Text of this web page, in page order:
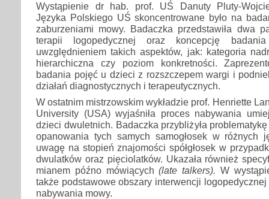
Wystąpienie dr hab. prof. UŚ Danuty Pluty-
Języka Polskiego UŚ skoncentrowane było na
zaburzeniami mowy. Badaczka przedstawiła dwa
terapii logopedycznej oraz koncepcję
uwzględnieniem takich aspektów, jak: kategoria
hierarchiczna czy poziom konkretności.
badania pojęć u dzieci z rozszczepem wargi i
działań diagnostycznych i terapeutycznych.
W ostatnim mistrzowskim wykładzie prof. Henriette
University (USA) wyjaśniła proces nabywania
dzieci dwuletnich. Badaczka przybliżyła
opanowania tych samych samogłosek w różnych
uwagę na stopień znajomości spółgłosek w
dwulatków oraz pięciolatków. Ukazała również
mianem późno mówiących(late talkers). W
także podstawowe obszary interwencji
nabywania mowy.